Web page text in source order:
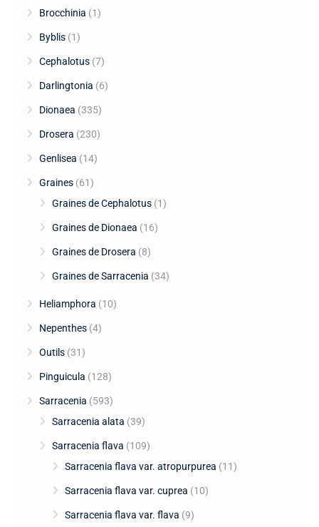
Brocchinia (1)
Byblis (1)
Cephalotus (7)
Darlingtonia (6)
Dionaea (335)
Drosera (230)
Genlisea (14)
Graines (61)
Graines de Cephalotus (1)
Graines de Dionaea (16)
Graines de Drosera (8)
Graines de Sarracenia (34)
Heliamphora (10)
Nepenthes (4)
Outils (31)
Pinguicula (128)
Sarracenia (593)
Sarracenia alata (39)
Sarracenia flava (109)
Sarracenia flava var. atropurpurea (11)
Sarracenia flava var. cuprea (10)
Sarracenia flava var. flava (9)